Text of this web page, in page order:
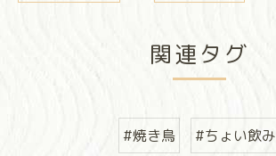
関連タグ
#焼き鳥 #ちょい飲み